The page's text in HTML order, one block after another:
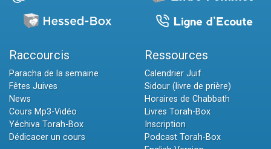
Raccourcis
Paracha de la semaine
Fêtes Juives
News
Cours Mp3-Vidéo
Yéchiva Torah-Box
Dédicacer un cours
Ressources
Calendrier Juif
Sidour (livre de prière)
Horaires de Chabbath
Livres Torah-Box
Inscription
Podcast Torah-Box